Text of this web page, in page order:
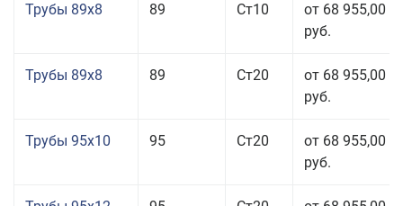
Трубы 89x8 89 Ст10
от 68 955,00
руб.
Трубы 89x8 89 Ст20
от 68 955,00
руб.
Трубы 95x10 95 Ст20
от 68 955,00
руб.